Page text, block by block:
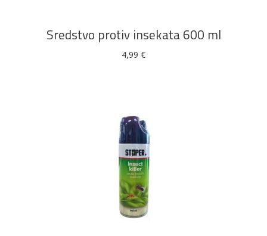
Sredstvo protiv insekata 600 ml
4,99 €
DODAJ U KOŠARICU